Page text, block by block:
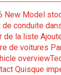
New Model
conduite
de la liste
de voitures
Quisque